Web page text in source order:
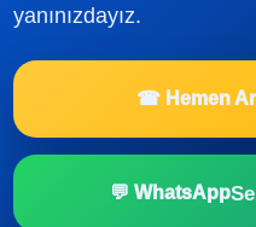
yanınızdayız.
☎ Hemen
💬 WhatsApp